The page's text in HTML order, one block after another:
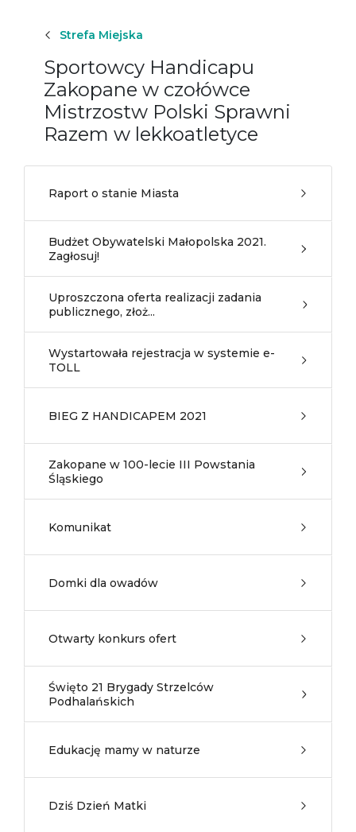
Strefa Miejska
Sportowcy Handicapu
Zakopane w czołówce
Mistrzostw Polski Sprawni
Razem w lekkoatletyce
Raport o stanie Miasta
Budżet Obywatelski Małopolska 2021.
Zagłosuj!
Uproszczona oferta realizacji zadania
publicznego, złoż...
Wystartowała rejestracja w systemie e-
TOLL
BIEG Z HANDICAPEM 2021
Zakopane w 100-lecie III Powstania
Śląskiego
Komunikat
Domki dla owadów
Otwarty konkurs ofert
Święto 21 Brygady Strzelców
Podhalańskich
Edukację mamy w naturze
Dziś Dzień Matki